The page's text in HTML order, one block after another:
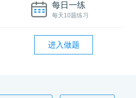
每日一练
每天10题练习
进入做题